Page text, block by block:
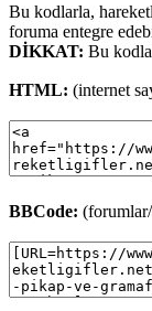
Bu kodlarla,
foruma entegre
DİKKAT: Bu
HTML: (internet
BBCode: